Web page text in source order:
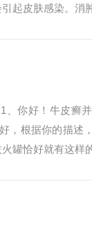
起皮肤感染。消
你好！牛皮癣
，根据你的描述
罐恰好就有这样